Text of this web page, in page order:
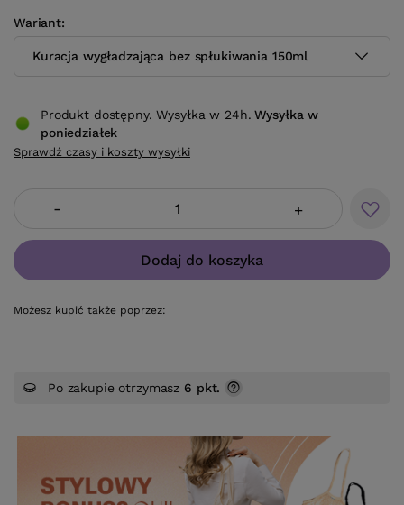
Wariant
Kuracja wygładzająca bez spłukiwania 150ml
- +
Dodaj do koszyka
Możesz kupić także poprzez:
Produkt dostępny. Wysyłka w 24h. Wysyłkaw
poniedziałek
Sprawdź czasy i koszty wysyłki
Po zakupie otrzymasz 6 pkt.